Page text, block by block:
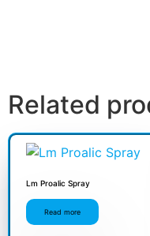
Related
Lm Proalic Spray
Read more